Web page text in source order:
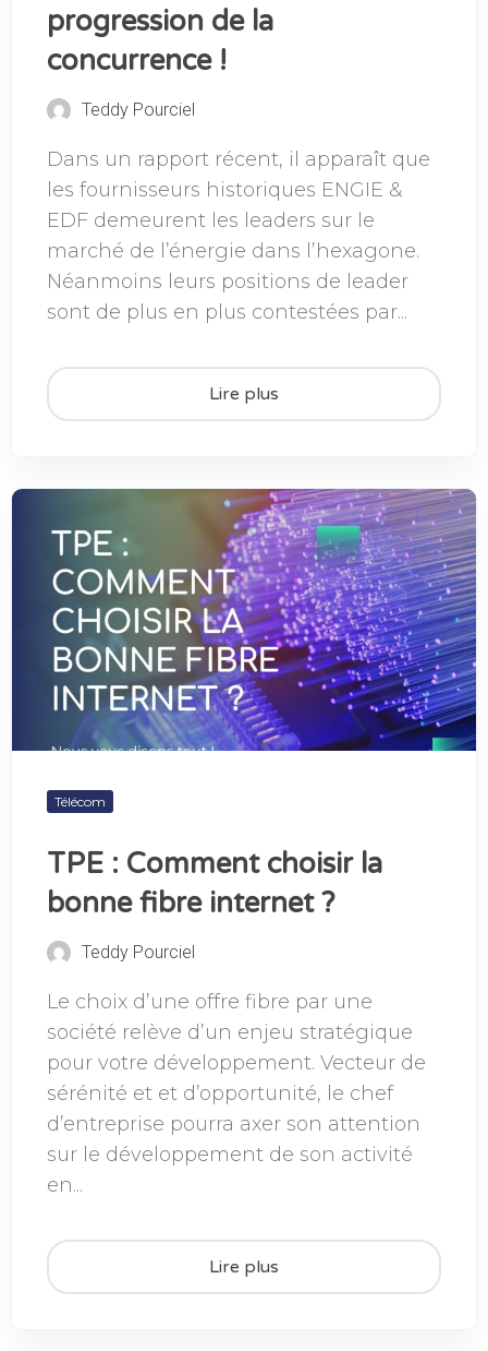
progression de la
concurrence !
Teddy Pourciel
Dans un rapport récent, il apparaît que
les fournisseurs historiques ENGIE &
EDF demeurent les leaders sur le
marché de l’énergie dans l’hexagone.
Néanmoins leurs positions de leader
sont de plus en plus contestées par...
Lire plus
Télécom
TPE : Comment choisir la
bonne fibre internet ?
Teddy Pourciel
Le choix d’une offre fibre par une
société relève d’un enjeu stratégique
pour votre développement. Vecteur de
sérénité et et d’opportunité, le chef
d’entreprise pourra axer son attention
sur le développement de son activité
en...
Lire plus